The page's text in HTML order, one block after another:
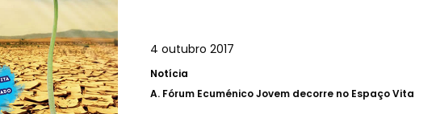
4 outubro 2017
Notícia
A. Fórum Ecuménico Jovem decorre no Espaço Vita